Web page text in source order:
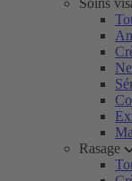
Soins
Rasage